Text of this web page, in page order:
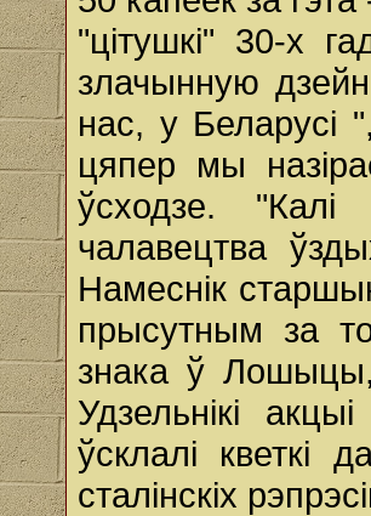
"цітушкі" 30-х
злачынную
нас, у Беларусі
цяпер мы
ўсходзе. "Калі
чалавецтва
Намеснік
прысутным за
знака ў
Удзельнікі
ўсклалі кветкі
сталінскіх